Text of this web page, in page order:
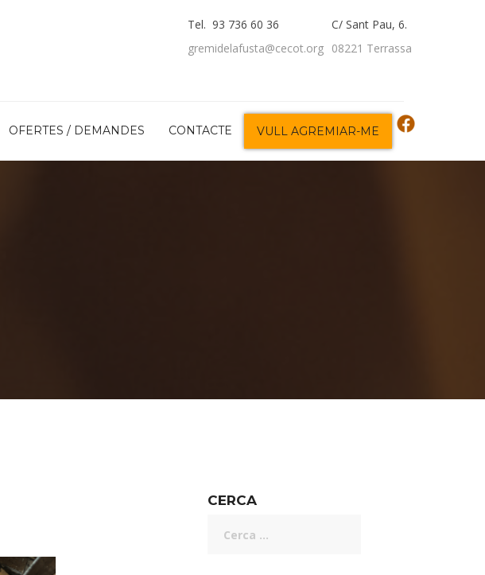
C/ Sant Pau, 6.
08221 Terrassa
Tel. 93 736 60 36
gremidelafusta@cecot.org
OFERTES / DEMANDES CONTACTE VULL AGREMIAR-ME
CERCA